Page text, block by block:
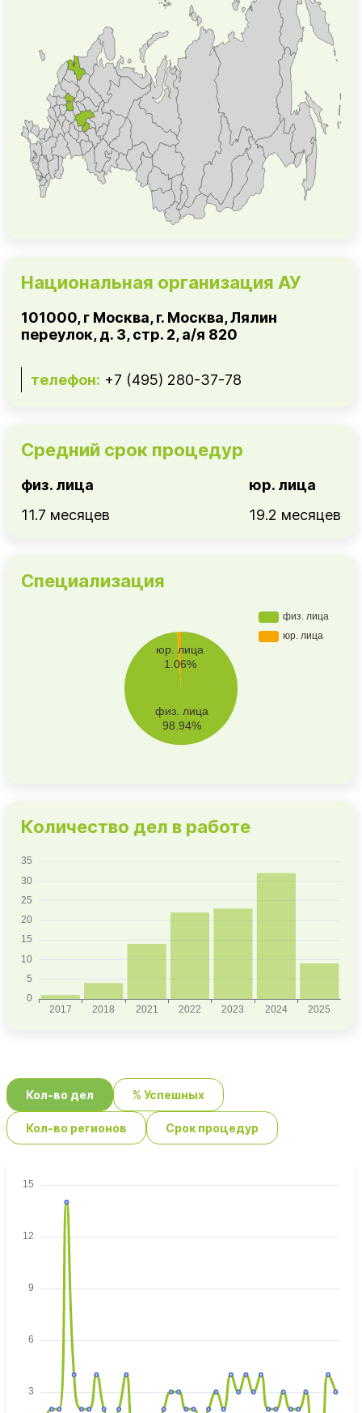
Национальная организация АУ
101000, г Москва, г. Москва, Лялин
переулок, д. 3, стр. 2, а/я 820
телефон: +7 (495) 280-37-78
Средний срок процедур
физ. лица
11.7 месяцев
юр. лица
19.2 месяцев
Специализация
Количество дел в работе
Кол-во дел % Успешных
Кол-во регионов Срок процедур